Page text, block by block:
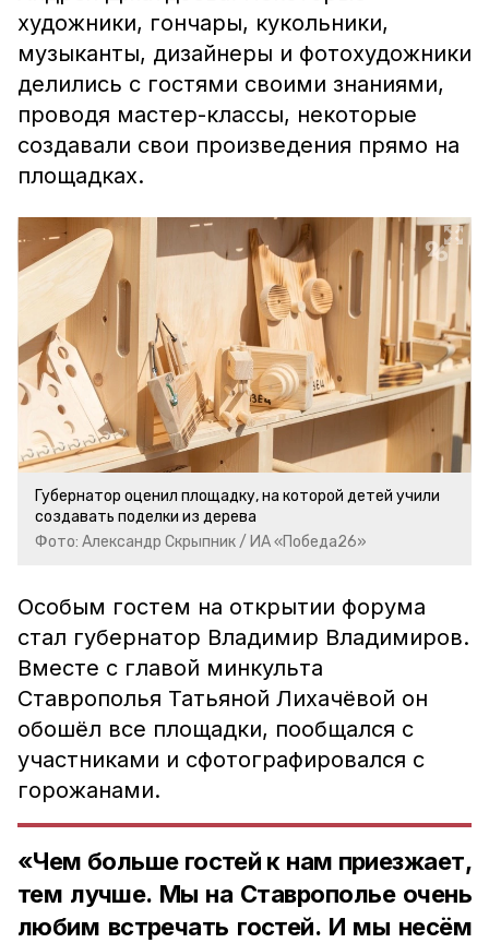
художники, гончары, кукольники,
музыканты, дизайнеры и фотохудожники
делились с гостями своими знаниями,
проводя мастер-классы, некоторые
создавали свои произведения прямо на
площадках.
Губернатор оценил площадку, на которой детей учили
создавать поделки из дерева
Фото: Александр Скрыпник / ИА «Победа26»
Особым гостем на открытии форума
стал губернатор Владимир Владимиров.
Вместе с главой минкульта
Ставрополья Татьяной Лихачёвой он
обошёл все площадки, пообщался с
участниками и сфотографировался с
горожанами.
«Чем больше гостей к нам приезжает,
тем лучше. Мы на Ставрополье очень
любим встречать гостей. И мы несём